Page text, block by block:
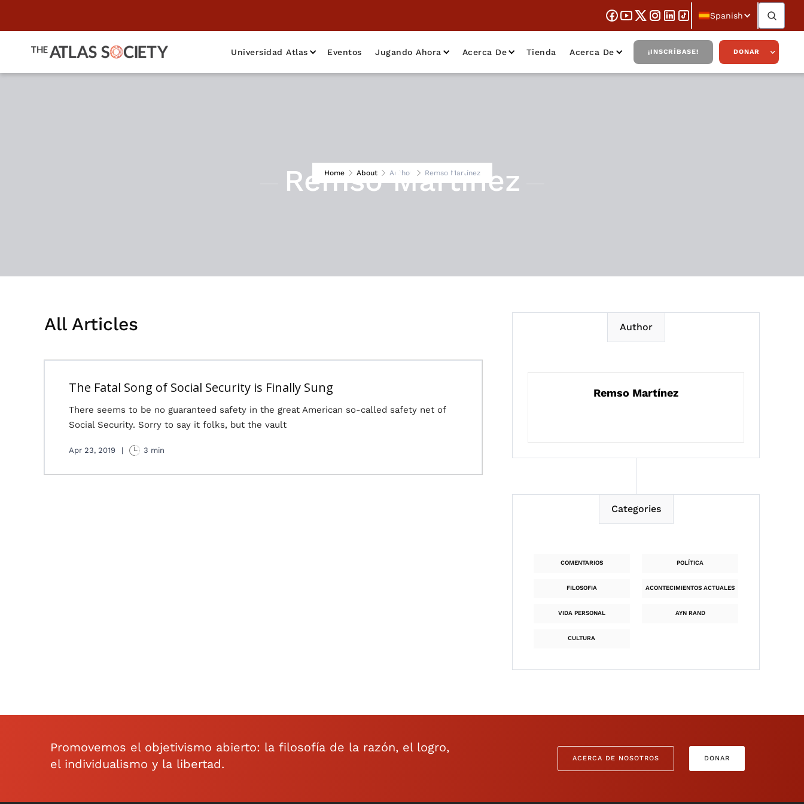
Spanish
Universidad Atlas Eventos Jugando Ahora Acerca De Tienda Acerca De ¡INSCRÍBASE! DONAR
Home About Author Remso Martínez
Remso Martínez
All Articles
The Fatal Song of Social Security is Finally Sung
There seems to be no guaranteed safety in the great American so-called safety net of
Social Security. Sorry to say it folks, but the vault
Apr 23, 2019 | 3 min
Author
Remso Martínez
Categories
COMENTARIOS POLÍTICA
FILOSOFIA ACONTECIMIENTOS ACTUALES
VIDA PERSONAL AYN RAND
CULTURA
Promovemos el objetivismo abierto: la filosofía de la razón, el logro,
el individualismo y la libertad.
ACERCA DE NOSOTROS DONAR